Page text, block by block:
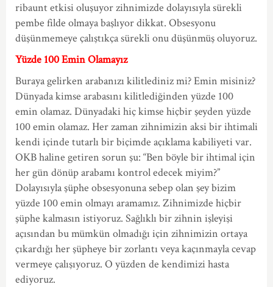
ribaunt etkisi oluşuyor zihnimizde dolayısıyla sürekli
pembe filde olmaya başlıyor dikkat. Obsesyonu
düşünmemeye çalıştıkça sürekli onu düşünmüş oluyoruz.
Yüzde 100 Emin Olamayız
Buraya gelirken arabanızı kilitlediniz mi? Emin misiniz?
Dünyada kimse arabasını kilitlediğinden yüzde 100
emin olamaz. Dünyadaki hiç kimse hiçbir şeyden yüzde
100 emin olamaz. Her zaman zihnimizin aksi bir ihtimali
kendi içinde tutarlı bir biçimde açıklama kabiliyeti var.
OKB haline getiren sorun şu: “Ben böyle bir ihtimal için
her gün dönüp arabamı kontrol edecek miyim?”
Dolayısıyla şüphe obsesyonuna sebep olan şey bizim
yüzde 100 emin olmayı aramamız. Zihnimizde hiçbir
şüphe kalmasın istiyoruz. Sağlıklı bir zihnin işleyişi
açısından bu mümkün olmadığı için zihnimizin ortaya
çıkardığı her şüpheye bir zorlantı veya kaçınmayla cevap
vermeye çalışıyoruz. O yüzden de kendimizi hasta
ediyoruz.